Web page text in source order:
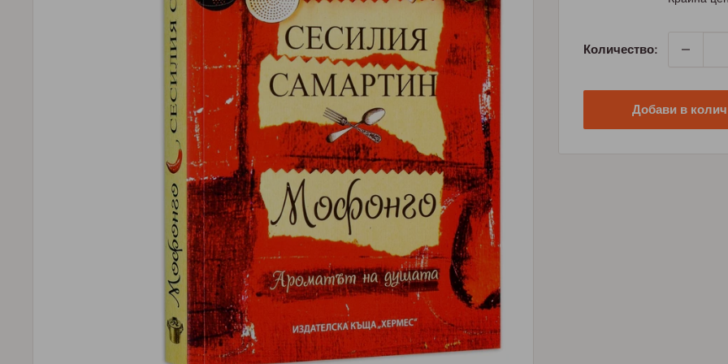
Количество:
Добави в